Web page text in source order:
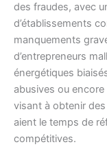
des fraudes, avec
d’établissements
manquements
d’entrepreneurs
énergétiques
abusives ou
visant à obtenir
aient le temps de
compétitives.